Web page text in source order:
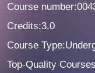
Course
Credits:3.0
Course
Top-Quality